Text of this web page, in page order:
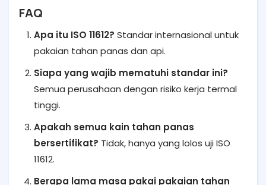
FAQ
Apa itu ISO 11612? Standar internasional untuk
pakaian tahan panas dan api.
Siapa yang wajib mematuhi standar ini?
Semua perusahaan dengan risiko kerja termal
tinggi.
Apakah semua kain tahan panas
bersertifikat? Tidak, hanya yang lolos uji ISO
11612.
Berapa lama masa pakai pakaian tahan